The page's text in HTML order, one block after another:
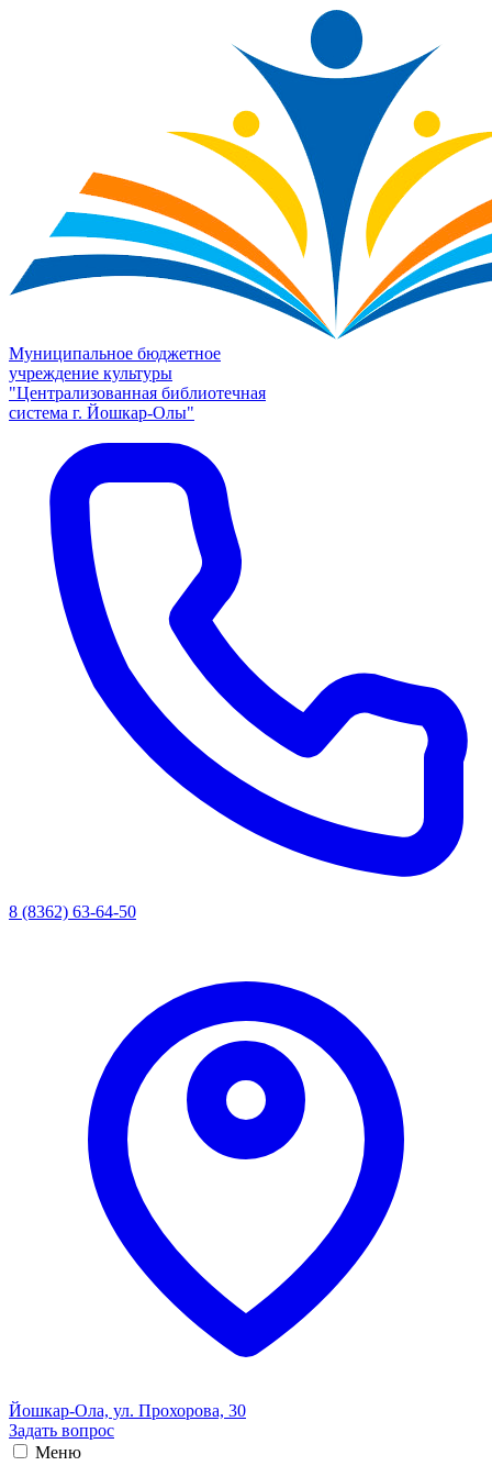
Муниципальное бюджетное
учреждение культуры
"Централизованная библиотечная
система г. Йошкар-Олы"
8 (8362) 63-64-50
Йошкар-Ола, ул. Прохорова, 30
Задать вопрос
Меню